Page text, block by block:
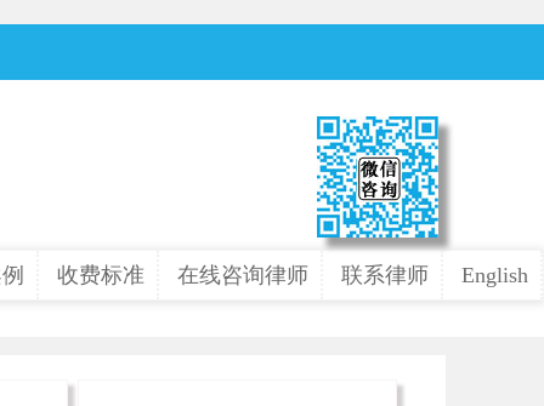
收费标准 在线咨询律师 联系律师 English